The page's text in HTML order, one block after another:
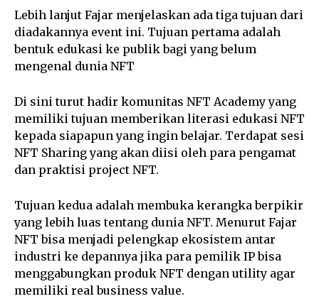
Lebih lanjut Fajar menjelaskan ada tiga tujuan dari
diadakannya event ini. Tujuan pertama adalah
bentuk edukasi ke publik bagi yang belum
mengenal dunia NFT
Di sini turut hadir komunitas NFT Academy yang
memiliki tujuan memberikan literasi edukasi NFT
kepada siapapun yang ingin belajar. Terdapat sesi
NFT Sharing yang akan diisi oleh para pengamat
dan praktisi project NFT.
Tujuan kedua adalah membuka kerangka berpikir
yang lebih luas tentang dunia NFT. Menurut Fajar
NFT bisa menjadi pelengkap ekosistem antar
industri ke depannya jika para pemilik IP bisa
menggabungkan produk NFT dengan utility agar
memiliki real business value.